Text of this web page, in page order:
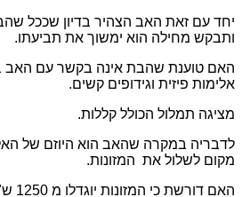
יחד עם זאת האב הצהיר בדיון שככל
ותבקש מחילה הוא ימשוך את תביעתו.
האם טוענת שהבת אינה בקשר עם האב
אלימות פיזית וגידופים קשים.
מציגה תמלול הכולל קללות.
לדבריה במקרה שהאב הוא היוזם של
מקום לשלול את המזונות.